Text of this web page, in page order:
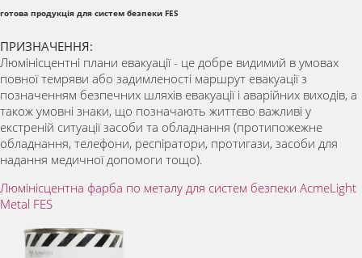
готова продукція для систем безпеки FES
ПРИЗНАЧЕННЯ:
Люмінісцентні плани евакуації - це добре видимий в умовах
повної темряви або задимленості маршрут евакуації з
позначенням безпечних шляхів евакуації і аварійних виходів, а
також умовні знаки, що позначають життєво важливі у
екстреній ситуації засоби та обладнання (протипожежне
обладнання, телефони, респіратори, протигази, засоби для
надання медичної допомоги тощо).
Люмінісцентна фарба по металу для систем безпеки AcmeLight
Metal FES